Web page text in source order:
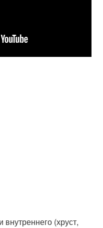
(хруст,